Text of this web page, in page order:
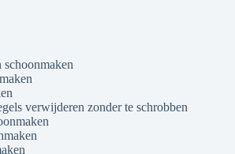
schoonmaken
verwijderen zonder te schrobben